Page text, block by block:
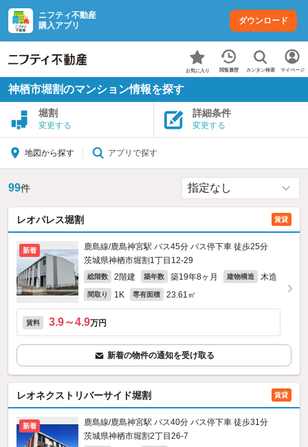
ニフティ不動産
購入アプリ
ダウンロード
お気に入り 閲覧履歴 カンタン検索 マイページ
神栖市堀割のマンション情報を探す
堀割
変更する
詳細条件
変更する
地図から探す アプリで探す
99件
レオパレス堀割 賃貸
新着
鹿島線/鹿島神宮駅 バス45分 バス停下車 徒歩25分
茨城県神栖市堀割1丁目12-29
総階数 2階建 築年数 築19年8ヶ月 建物構造 木造
間取り 1K 専有面積 23.61㎡
賃料 3.9～4.9万円
新着の物件の通知を受け取る
レオネクストリバーサイド堀割 賃貸
新着
鹿島線/鹿島神宮駅 バス40分 バス停下車 徒歩31分
茨城県神栖市堀割2丁目26-7